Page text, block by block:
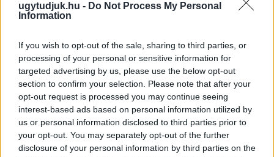
ugytudjuk.hu - Do Not Process My Personal
Information
If you wish to opt-out of the sale, sharing to third parties, or
processing of your personal or sensitive information for
targeted advertising by us, please use the below opt-out
section to confirm your selection. Please note that after your
opt-out request is processed you may continue seeing
interest-based ads based on personal information utilized by
us or personal information disclosed to third parties prior to
your opt-out. You may separately opt-out of the further
disclosure of your personal information by third parties on the